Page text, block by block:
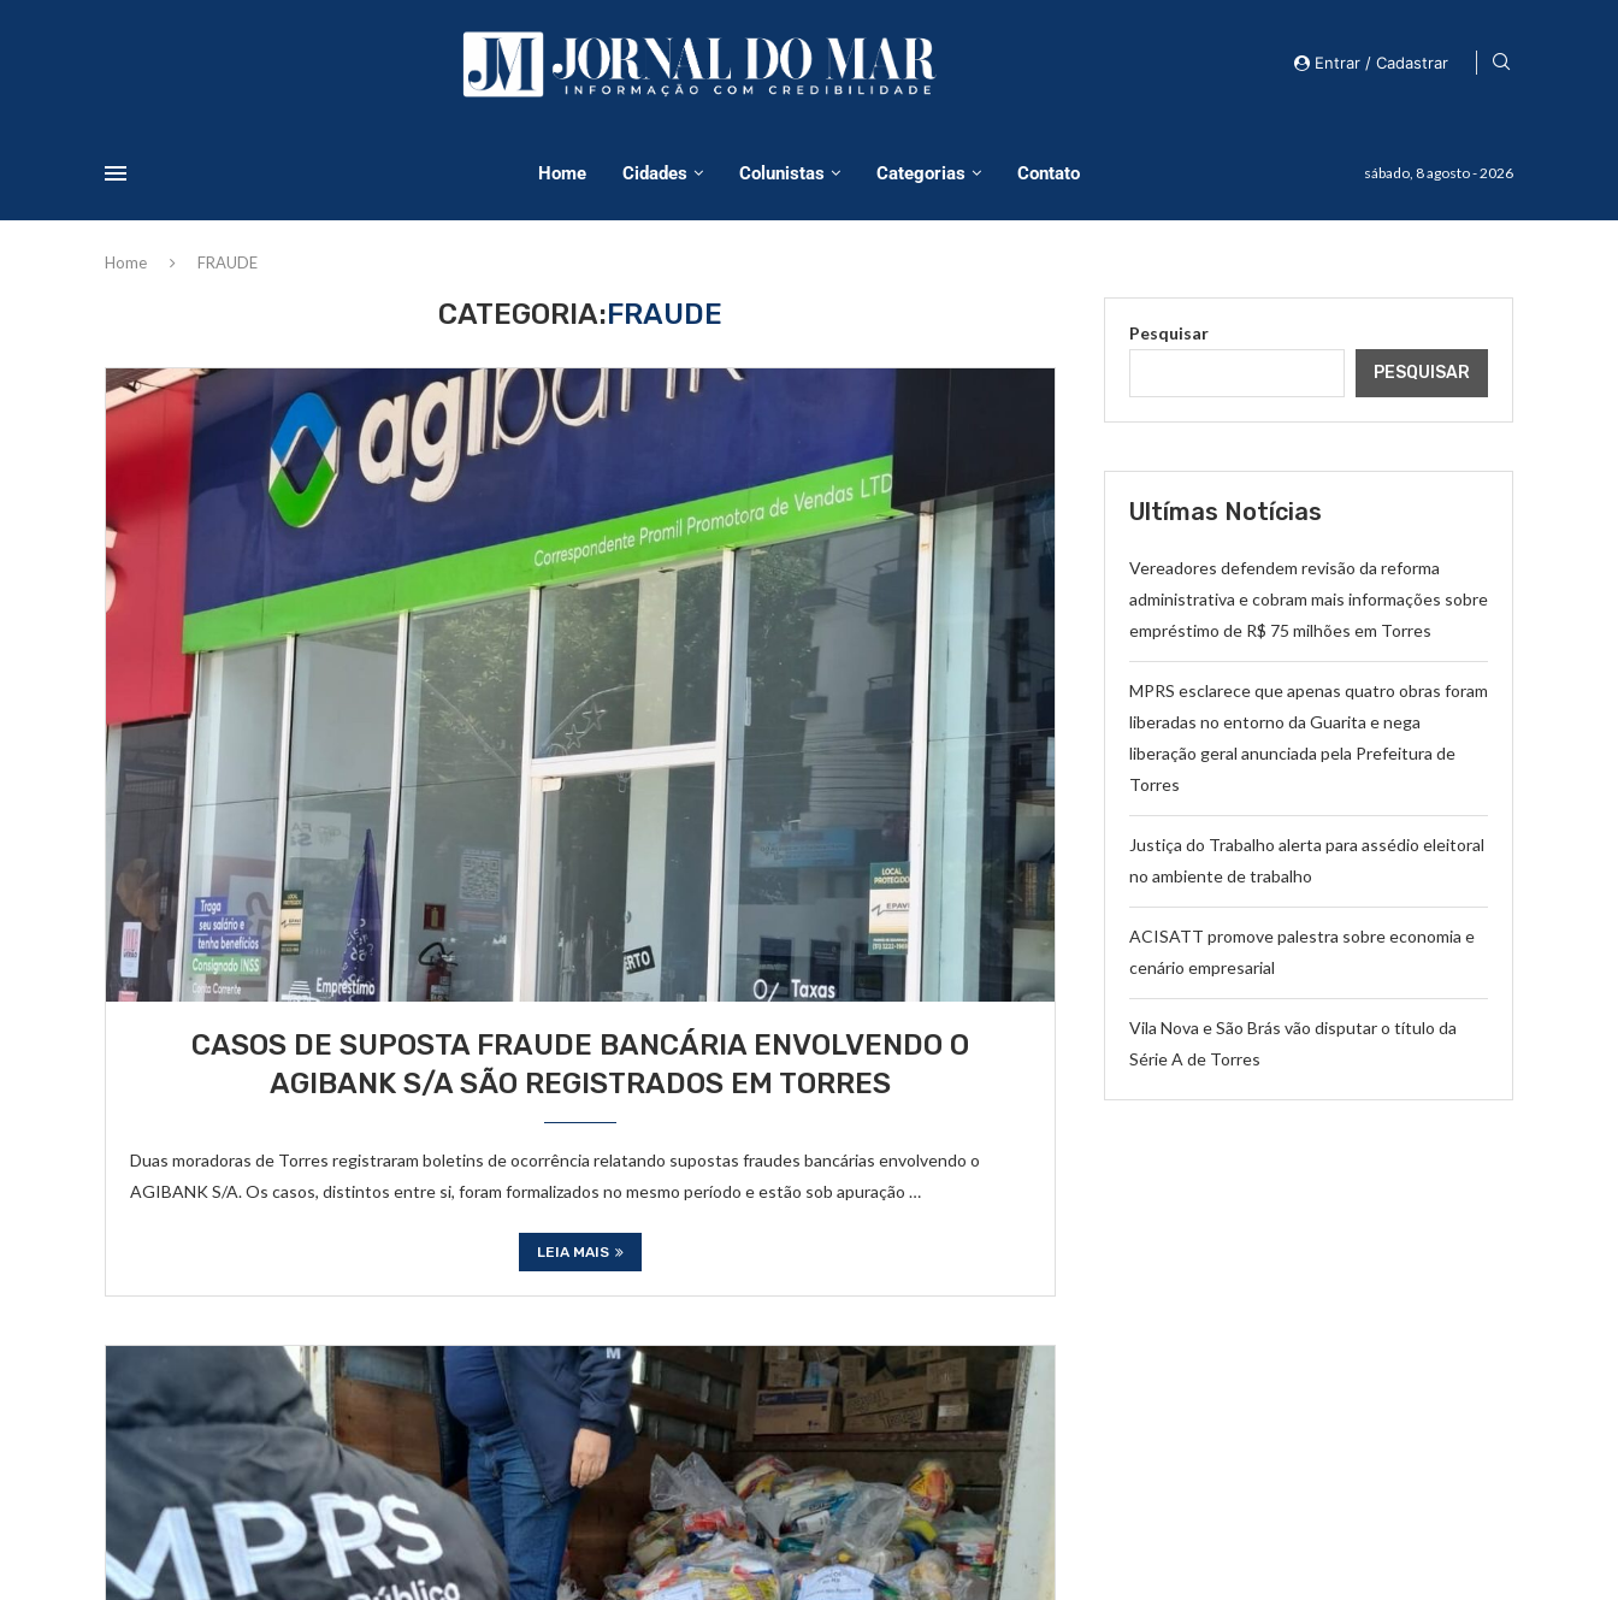
Entrar / Cadastrar
Home Cidades Colunistas Categorias Contato sábado, 8 agosto - 2026
Home FRAUDE
CATEGORIA:FRAUDE
CASOS DE SUPOSTA FRAUDE BANCÁRIA ENVOLVENDO O
AGIBANK S/A SÃO REGISTRADOS EM TORRES
Duas moradoras de Torres registraram boletins de ocorrência relatando supostas fraudes bancárias envolvendo o
AGIBANK S/A. Os casos, distintos entre si, foram formalizados no mesmo período e estão sob apuração …
LEIA MAIS
Pesquisar
PESQUISAR
Ultímas Notícias
Vereadores defendem revisão da reforma
administrativa e cobram mais informações sobre
empréstimo de R$ 75 milhões em Torres
MPRS esclarece que apenas quatro obras foram
liberadas no entorno da Guarita e nega
liberação geral anunciada pela Prefeitura de
Torres
Justiça do Trabalho alerta para assédio eleitoral
no ambiente de trabalho
ACISATT promove palestra sobre economia e
cenário empresarial
Vila Nova e São Brás vão disputar o título da
Série A de Torres